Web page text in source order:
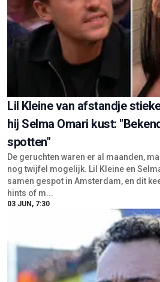
Lil Kleine van afstandje
hij Selma Omari kust:
spotten"
De geruchten waren er al maanden,
nog twijfel mogelijk. Lil Kleine en
samen gespot in Amsterdam, en dit
hints of m...
03 JUN, 7:30